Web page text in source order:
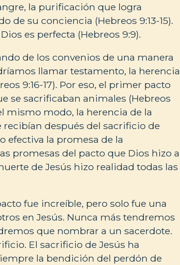
la purificación que logra
de su conciencia (Hebreos 9:13-15).
es perfecta (Hebreos 9:9).
de los convenios de una manera
llamar testamento, la herencia
9:16-17). Por eso, el primer pacto
se sacrificaban animales (Hebreos
mismo modo, la herencia de la
después del sacrificio de
efectiva la promesa de la
promesas del pacto que Dios hizo a
de Jesús hizo realidad todas las
fue increíble, pero solo fue una
en Jesús. Nunca más tendremos
que nombrar a un sacerdote.
El sacrificio de Jesús ha
la bendición del perdón de